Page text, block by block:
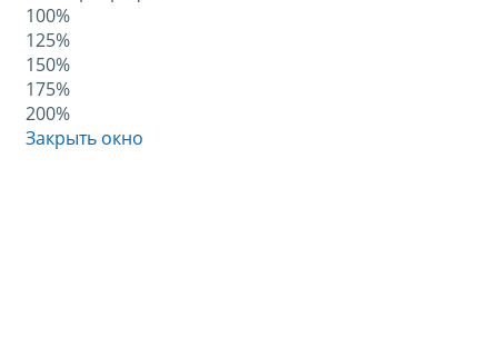
100%
125%
150%
175%
200%
Закрыть окно